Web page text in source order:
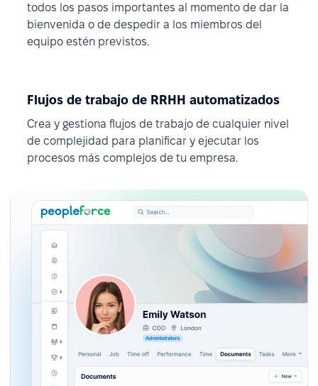
todos los pasos importantes al momento de dar la
bienvenida o de despedir a los miembros del
equipo estén previstos.
Flujos de trabajo de RRHH automatizados
Crea y gestiona flujos de trabajo de cualquier nivel
de complejidad para planificar y ejecutar los
procesos más complejos de tu empresa.